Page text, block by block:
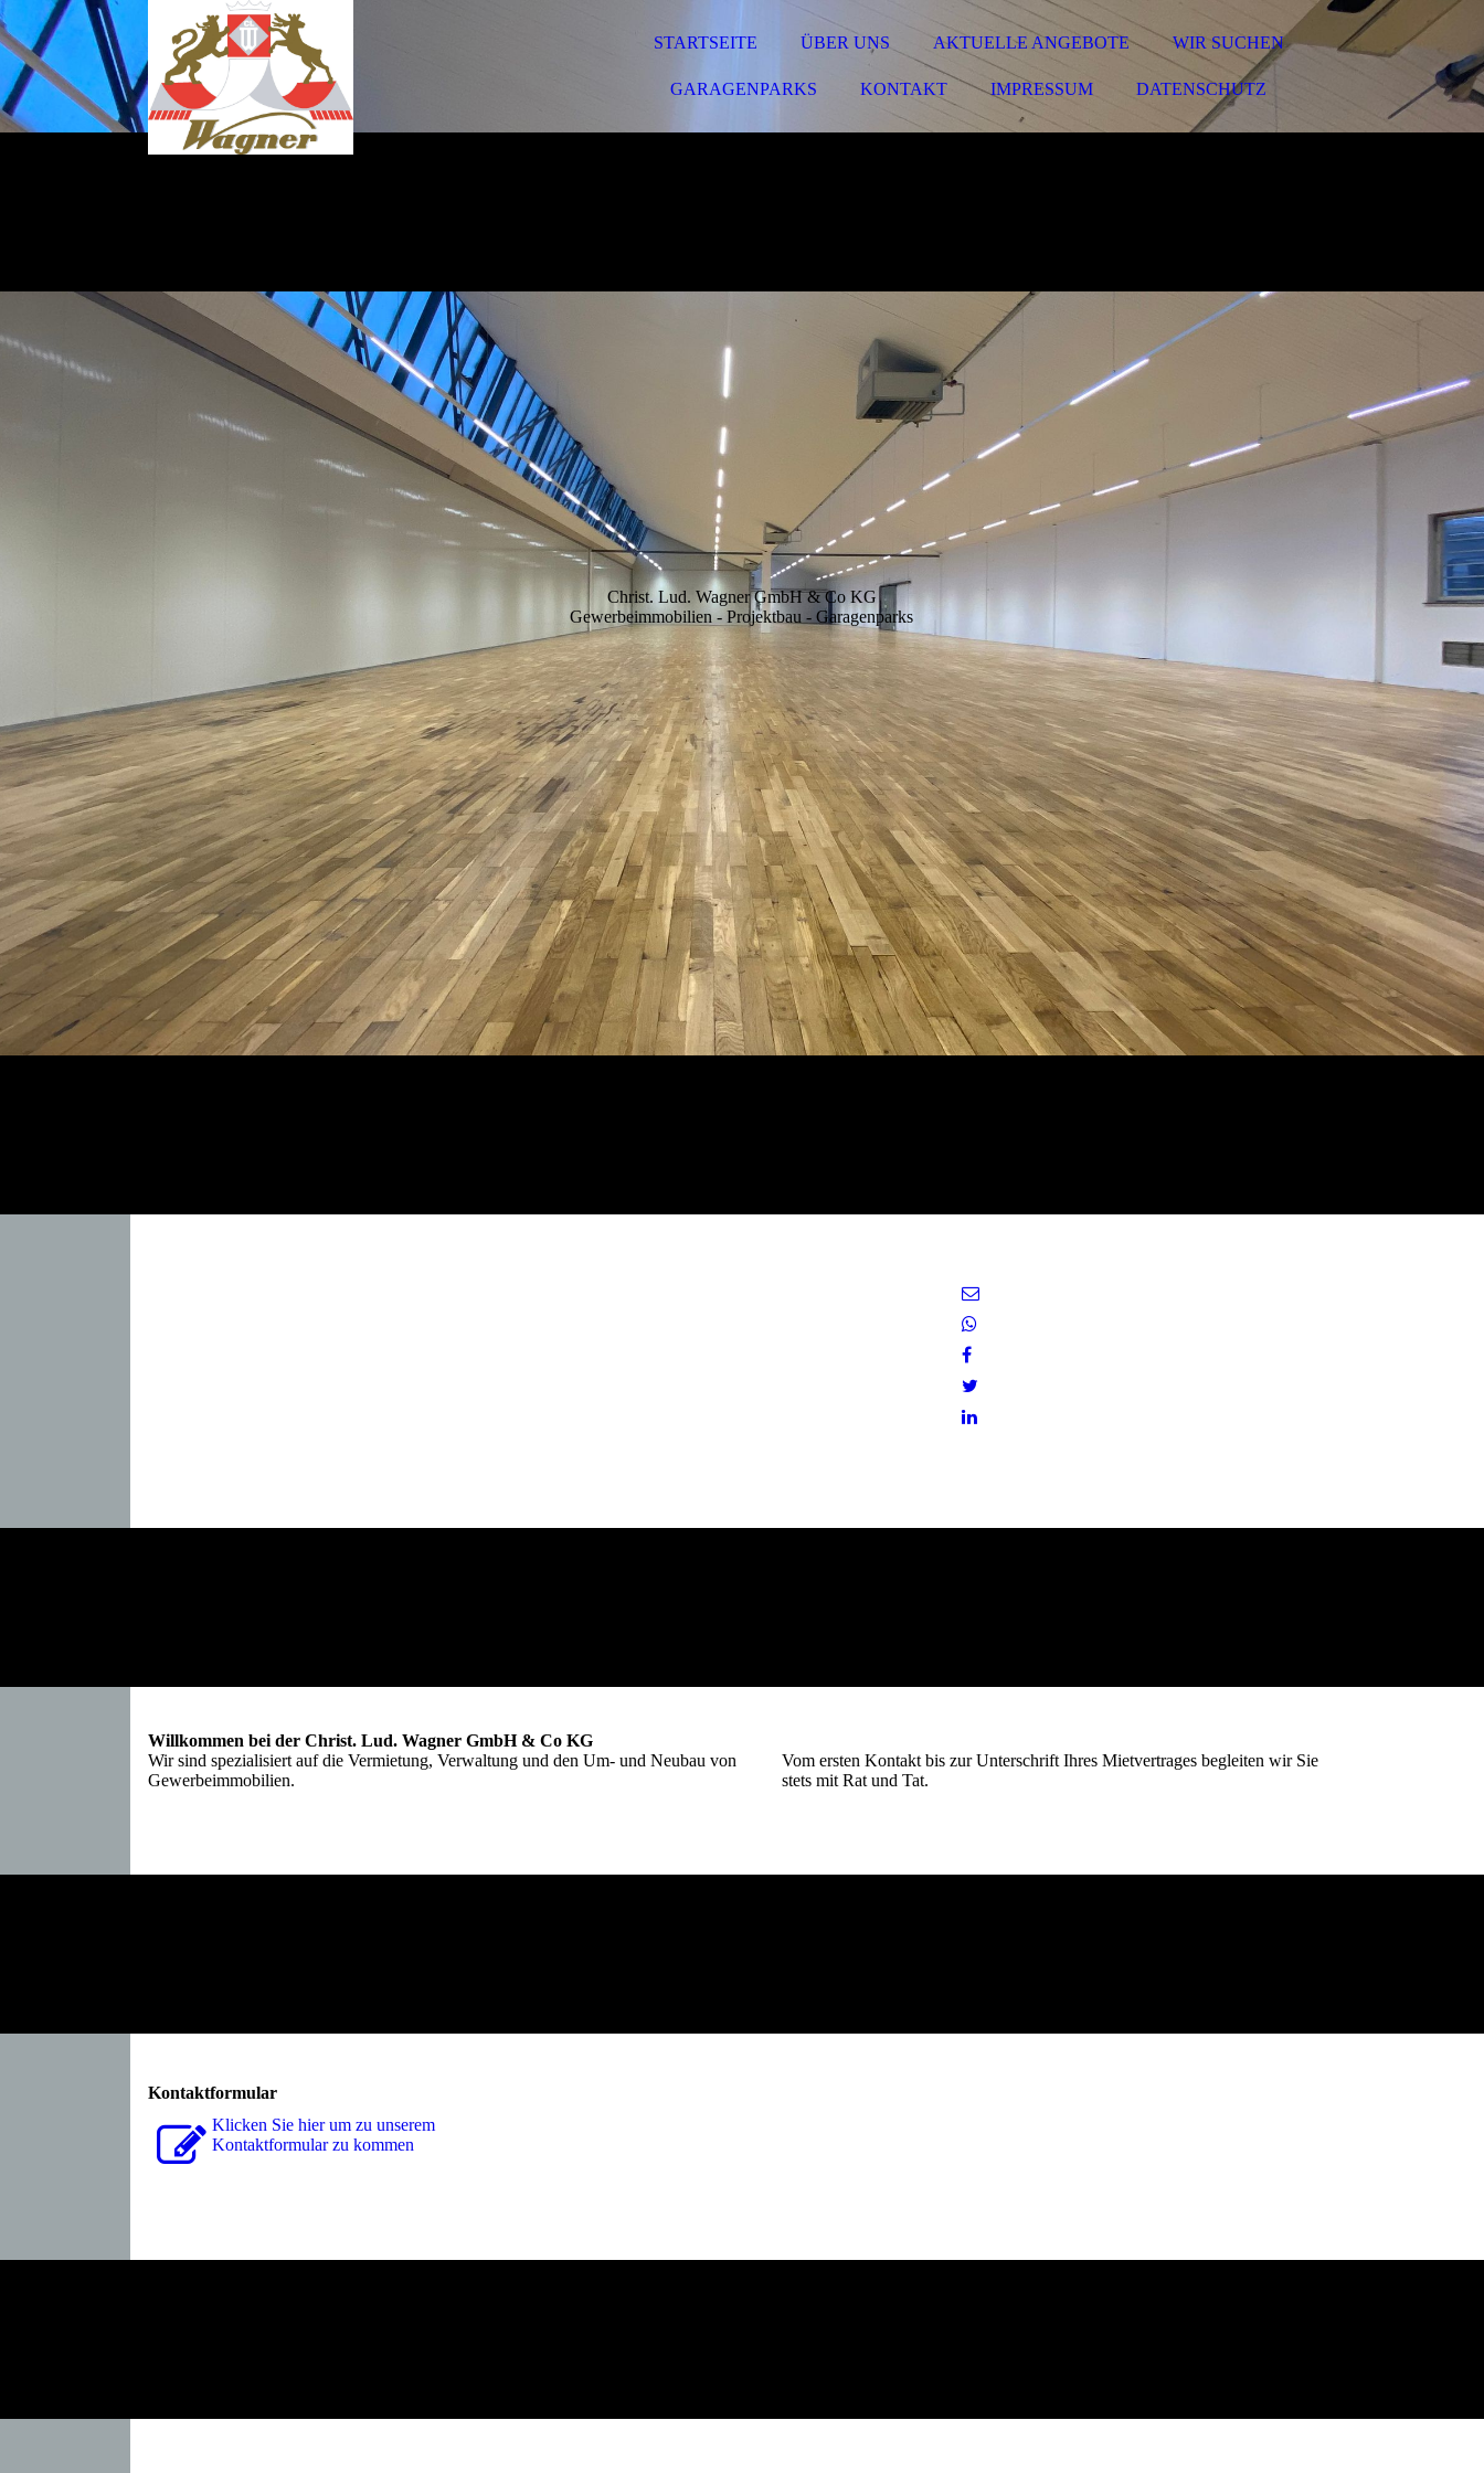
STARTSEITE ÜBER UNS AKTUELLE ANGEBOTE WIR SUCHEN
GARAGENPARKS KONTAKT IMPRESSUM DATENSCHUTZ
Christ. Lud. Wagner GmbH & Co KG
Gewerbeimmobilien - Projektbau - Garagenparks
Willkommen bei der Christ. Lud. Wagner GmbH & Co KG
Wir sind spezialisiert auf die Vermietung, Verwaltung und den Um- und Neubau von
Gewerbeimmobilien.
Vom ersten Kontakt bis zur Unterschrift Ihres Mietvertrages begleiten wir Sie
stets mit Rat und Tat.
Kontaktformular
Klicken Sie hier um zu unserem
Kon­takt­for­mu­lar zu kommen